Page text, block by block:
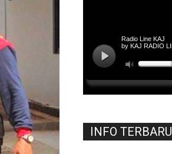
INFO TERBARU